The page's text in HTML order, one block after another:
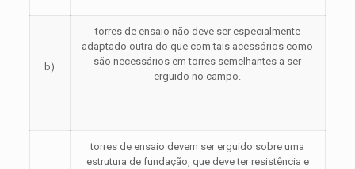
b)
torres de ensaio não deve ser especialmente
adaptado outra do que com tais acessórios como
são necessários em torres semelhantes a ser
erguido no campo.
torres de ensaio devem ser erguido sobre uma
estrutura de fundação, que deve ter resistência e